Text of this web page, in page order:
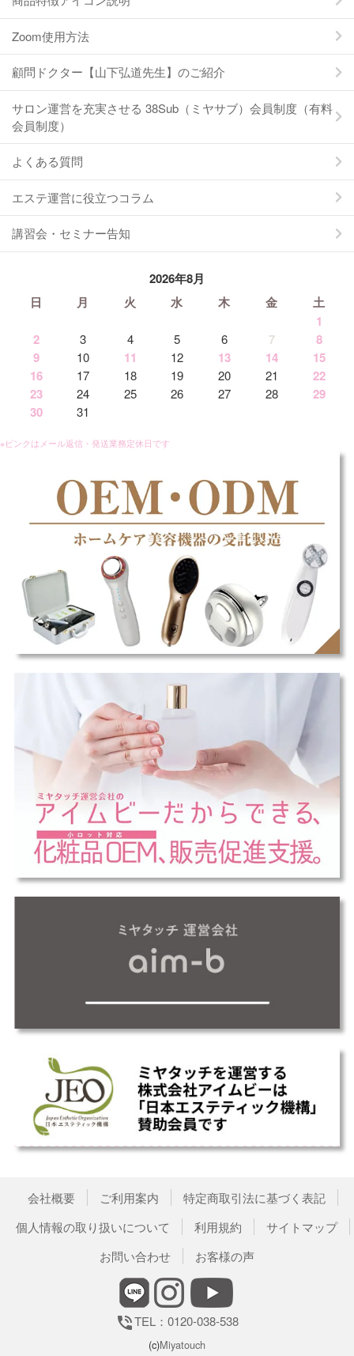
Zoom使用方法
顧問ドクター【山下弘道先生】のご紹介
サロン運営を充実させる 38Sub（ミヤサブ）会員制度（有料
会員制度）
よくある質問
エステ運営に役立つコラム
講習会・セミナー告知
2026年8月
日
月 火 水 木 金
土
1
2
3 4 5 6 7
8
9
10 11 12 13 14
15
16
17 18 19 20 21
22
23
24 25 26 27 28
29
30
31
会社概要 ご利用案内
特定商取引法に基づく表記
個人情報の取り扱いについて
利用規約
サイトマップ
お問い合わせ
お客様の声
phone_in_talkTEL：0120-038-538
(c)Miyatouch